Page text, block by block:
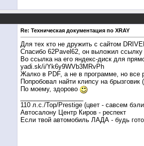
Re: Техническая документация по XRAY
Для тех кто не дружить с сайтом
Спасибо 62Pavel62, он выложил
Во ссылка на его яндекс-диск для
yadi.sk/i/Yk6y9WVb3MRvPh
Жалко в PDF, а не в программе, но все
Попробовал найти клипсу на
По моему, здорово
110 л.с./Top/Prestige (цвет - савсем
Автосалону Центр Киров - респект
Если твой автомобиль ЛАДА - будь